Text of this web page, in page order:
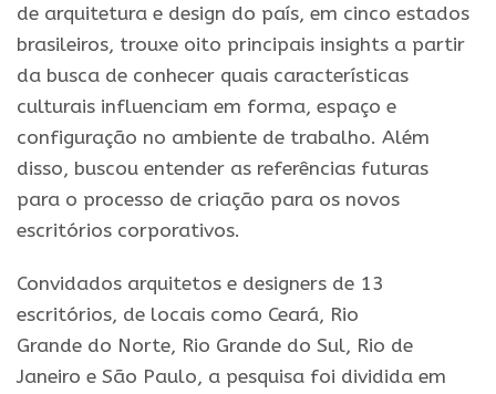
de arquitetura e design do país, em cinco estados
brasileiros, trouxe oito principais insights a partir
da busca de conhecer quais características
culturais influenciam em forma, espaço e
configuração no ambiente de trabalho. Além
disso, buscou entender as referências futuras
para o processo de criação para os novos
escritórios corporativos.
Convidados arquitetos e designers de 13
escritórios, de locais como Ceará, Rio
Grande do Norte, Rio Grande do Sul, Rio de
Janeiro e São Paulo, a pesquisa foi dividida em